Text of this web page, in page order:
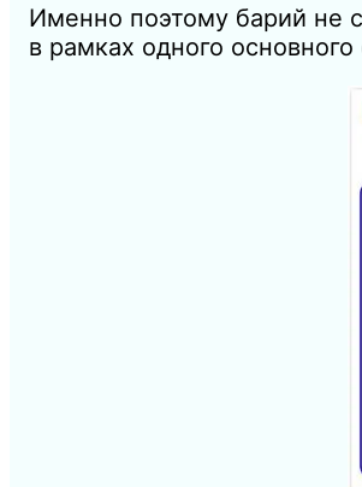
Именно поэтому барий не
в рамках одного основного